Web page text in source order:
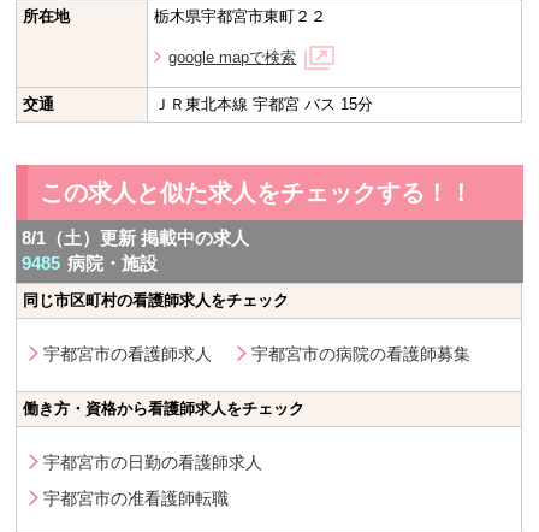
所在地
栃木県宇都宮市東町２２
google mapで検索
交通 ＪＲ東北本線 宇都宮 バス 15分
この求人と似た求人をチェックする！！
8/1（土）更新 掲載中の求人
9485 病院・施設
同じ市区町村の看護師求人をチェック
宇都宮市の看護師求人 宇都宮市の病院の看護師募集
働き方・資格から看護師求人をチェック
宇都宮市の日勤の看護師求人
宇都宮市の准看護師転職